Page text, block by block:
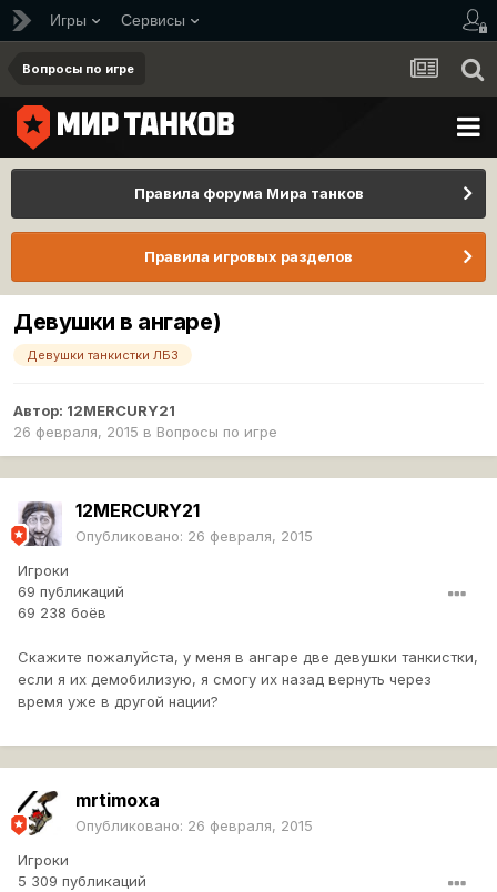
Игры Сервисы
Вопросы по игре
Правила форума Мира танков
Правила игровых разделов
Девушки в ангаре)
Девушки танкистки ЛБЗ
Автор: 12MERCURY21
26 февраля, 2015 в Вопросы по игре
12MERCURY21
Опубликовано: 26 февраля, 2015
Игроки
69 публикаций
69 238 боёв
Скажите пожалуйста, у меня в ангаре две девушки танкистки,
если я их демобилизую, я смогу их назад вернуть через
время уже в другой нации?
mrtimoxa
Опубликовано: 26 февраля, 2015
Игроки
5 309 публикаций